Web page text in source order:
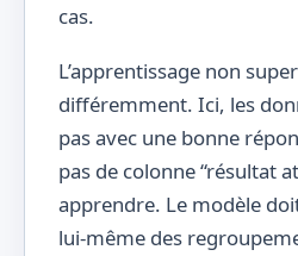
cas.
L’apprentissage non
différemment. Ici, les
pas avec une bonne
pas de colonne “résultat
apprendre. Le modèle
lui-même des